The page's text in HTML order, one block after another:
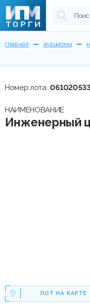
главная аукционы
ЛОТ НА КАРТЕ
Номер лота:
НАИМЕНОВАНИЕ
Инженерный